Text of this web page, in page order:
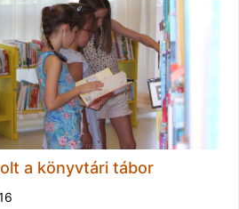
a könyvtári tábor